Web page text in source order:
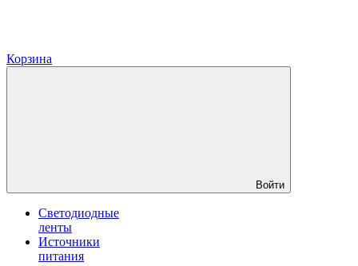
Корзина
Войти
Светодиодные
ленты
Источники
питания